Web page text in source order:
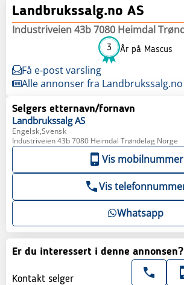
Landbrukssalg.no AS
Industriveien 43b 7080 Heimdal
3 År på Mascus
Få e-post varsling
Alle annonser fra Landbrukssalg.no
Selgers etternavn/fornavn
Landbrukssalg AS
Engelsk,Svensk
Industriveien 43b 7080 Heimdal Trøndelag Norge
Vis mobilnummer
Vis
Whatsapp
Er du interessert i denne annonsen?
Kontakt selger